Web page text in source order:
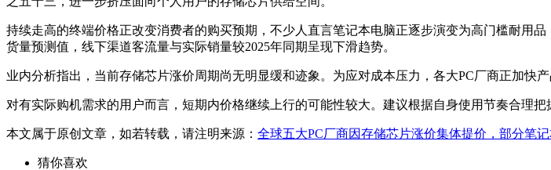
持续走高的终端价格正改变消费者的购买预期，不少人直言笔记本电脑正逐步演变为高门槛耐用
货量预测值，线下渠道客流量与实际销量较2025年同期呈现下滑趋势。
业内分析指出，当前存储芯片涨价周期尚无明显缓和迹象。为应对成本压力，各大PC厂商正加快
对有实际购机需求的用户而言，短期内价格继续上行的可能性较大。建议根据自身使用节奏合理把
本文属于原创文章，如若转载，请注明来源： 全球五大PC厂商因存储芯片涨价集体提价，部分笔
猜你喜欢